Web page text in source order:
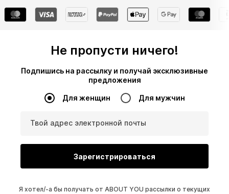
Не пропусти ничего!
Подпишись на рассылку и получай эксклюзивные
предложения
Для женщин Для мужчин
Твой адрес электронной почты
Зарегистрироваться
Я хотел/-а бы получать от ABOUT YOU рассылки о текущих